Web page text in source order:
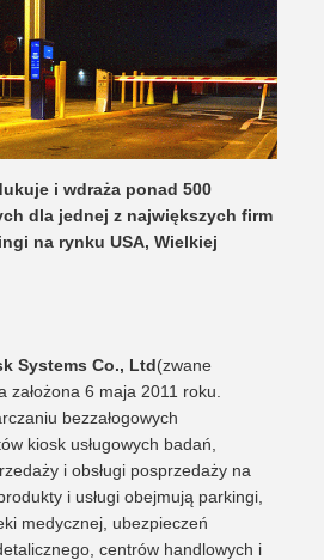
i wdraża ponad 500
dla jednej z największych firm
na rynku USA, Wielkiej
Systems Co., Ltd(zwane
założona 6 maja 2011 roku.
bezzałogowych
kiosk usługowych badań,
i obsługi posprzedaży na
i usługi obejmują parkingi,
medycznej, ubezpieczeń
centrów handlowych i